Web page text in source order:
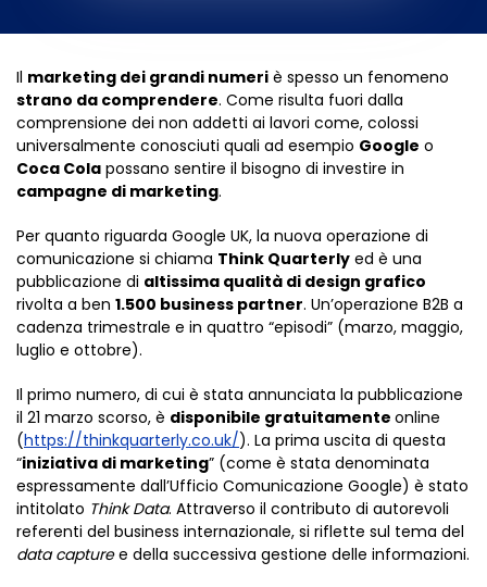
Il marketing dei grandi numeri è spesso un fenomeno
strano da comprendere. Come risulta fuori dalla
comprensione dei non addetti ai lavori come, colossi
universalmente conosciuti quali ad esempio Google o
Coca Cola possano sentire il bisogno di investire in
campagne di marketing.
Per quanto riguarda Google UK, la nuova operazione di
comunicazione si chiama Think Quarterly ed è una
pubblicazione di altissima qualità di design grafico
rivolta a ben 1.500 business partner. Un’operazione B2B a
cadenza trimestrale e in quattro “episodi” (marzo, maggio,
luglio e ottobre).
Il primo numero, di cui è stata annunciata la pubblicazione
il 21 marzo scorso, è disponibile gratuitamente online
(https://thinkquarterly.co.uk/). La prima uscita di questa
“iniziativa di marketing” (come è stata denominata
espressamente dall’Ufficio Comunicazione Google) è stato
intitolato Think Data. Attraverso il contributo di autorevoli
referenti del business internazionale, si riflette sul tema del
data capturee della successiva gestione delle informazioni.